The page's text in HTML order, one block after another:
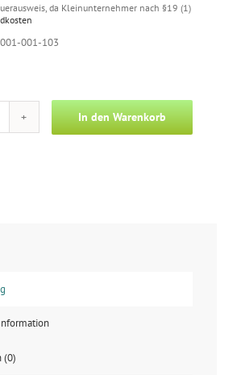
da Kleinunternehmer nach §19 (1)
001-103
In den Warenkorb
(0)